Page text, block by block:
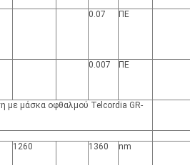
0.07 ΠΕ
0.007 ΠΕ
με μάσκα οφθαλμού Telcordia GR-
1260 1360 nm